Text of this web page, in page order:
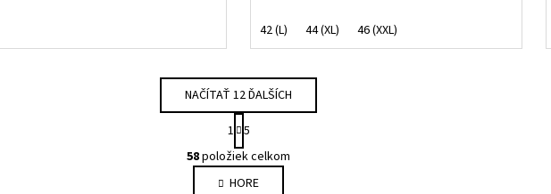
42 (L) 44 (XL) 46 (XXL)
O
v
l
NAČÍTAŤ 12 ĎALŠÍCH
S
t
r
á
n
1 5
58položiek celkom
HORE